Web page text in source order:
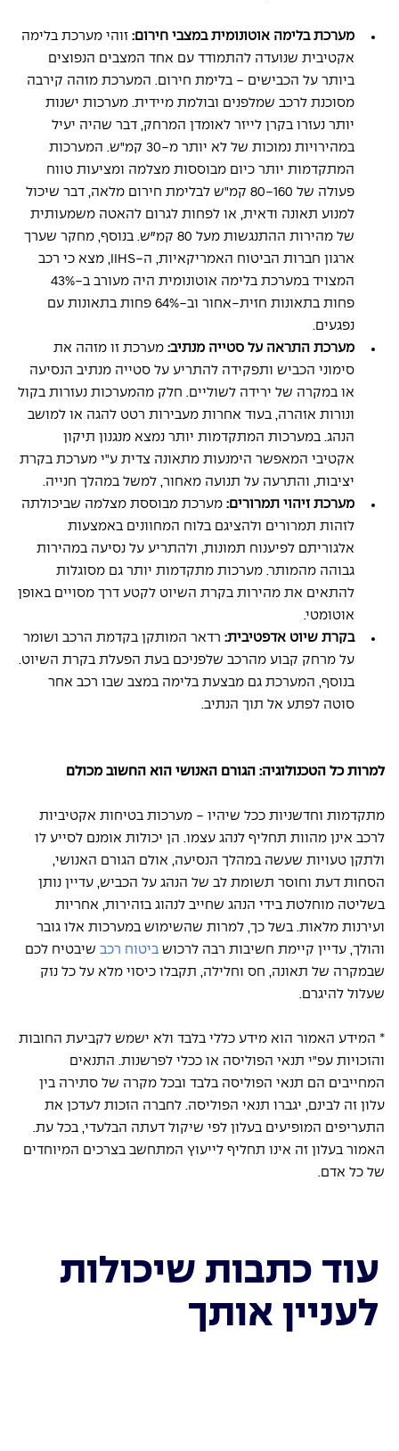
מערכת בלימה אוטונומית במצבי חירום: זוהי מערכת בלימה
אקטיבית שנועדה להתמודד עם אחד המצבים הנפוצים
ביותר על הכבישים - בלימת חירום. המערכת מזהה קירבה
מסוכנת לרכב שמלפנים ובולמת מיידית. מערכות ישנות
יותר נעזרו בקרן לייזר לאומדן המרחק, דבר שהיה יעיל
במהירויות נמוכות של לא יותר מ-30 קמ"ש. המערכות
המתקדמות יותר כיום מבוססות מצלמה ומציעות טווח
פעולה של 80-160 קמ"ש לבלימת חירום מלאה, דבר שיכול
למנוע תאונה ודאית, או לפחות לגרום להאטה משמעותית
של מהירות ההתנגשות מעל 80 קמ״ש. בנוסף, מחקר שערך
ארגון חברות הביטוח האמריקאיות, ה-IIHS, מצא כי רכב
פחות בתאונות חזית-אחור וב-64% פחות בתאונות עם
נפגעים.
מערכת התראה על סטייה מנתיב: מערכת זו מזהה את
סימוני הכביש ותפקידה להתריע על סטייה מנתיב הנסיעה
או במקרה של ירידה לשוליים. חלק מהמערכות נעזרות בקול
ונורות אזהרה, בעוד אחרות מעבירות רטט להגה או למושב
הנהג. במערכות המתקדמות יותר נמצא מנגנון תיקון
אקטיבי המאפשר הימנעות מתאונה צדית ע"י מערכת בקרת
יציבות, והתרעה על תנועה מאחור, למשל במהלך חנייה.
מערכת זיהוי תמרורים: מערכת מבוססת מצלמה שביכולתה
לזהות תמרורים ולהציגם בלוח המחוונים באמצעות
אלגוריתם לפיענוח תמונות, ולהתריע על נסיעה במהירות
גבוהה מהמותר. מערכות מתקדמות יותר גם מסוגלות
להתאים את מהירות בקרת השיוט לקטע דרך מסויים באופן
אוטומטי.
בקרת שיוט אדפטיבית: רדאר המותקן בקדמת הרכב ושומר
על מרחק קבוע מהרכב שלפניכם בעת הפעלת בקרת השיוט.
בנוסף, המערכת גם מבצעת בלימה במצב שבו רכב אחר
סוטה לפתע אל תוך הנתיב.
למרות כל הטכנולוגיה: הגורם האנושי הוא החשוב מכולם
מתקדמות וחדשניות ככל שיהיו - מערכות בטיחות אקטיביות
לרכב אינן מהוות תחליף לנהג עצמו. הן יכולות אומנם לסייע לו
ולתקן טעויות שעשה במהלך הנסיעה, אולם הגורם האנושי,
הסחות דעת וחוסר תשומת לב של הנהג על הכביש, עדיין נותן
בשליטה מוחלטת בידי הנהג שחייב לנהוג בזהירות, אחריות
ועירנות מלאות. בשל כך, למרות שהשימוש במערכות אלו גובר
והולך, עדיין קיימת חשיבות רבה לרכוש ביטוח רכב שיבטיח לכם
שבמקרה של תאונה, חס וחלילה, תקבלו כיסוי מלא על כל נזק
שעלול להיגרם.
* המידע האמור הוא מידע כללי בלבד ולא ישמש לקביעת החובות
והזכויות עפ"י תנאי הפוליסה או ככלי לפרשנות. התנאים
המחייבים הם תנאי הפוליסה בלבד ובכל מקרה של סתירה בין
עלון זה לבינם, יגברו תנאי הפוליסה. לחברה הזכות לעדכן את
התעריפים המופיעים בעלון לפי שיקול דעתה הבלעדי, בכל עת.
האמור בעלון זה אינו תחליף לייעוץ המתחשב בצרכים המיוחדים
של כל אדם.
עוד כתבות שיכולות
לעניין אותך